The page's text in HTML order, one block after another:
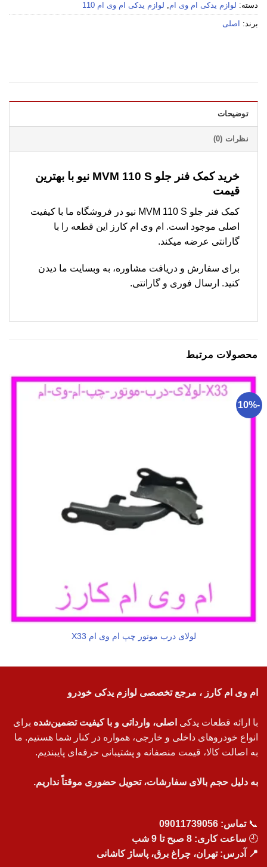
دسته: لوازم یدکی ام وی ام, لوازم یدکی ام وی ام 110
برند: اصلی
توضیحات
نظرات (0)
خرید کمک فنر جلو MVM 110 S نیو با بهترین
قیمت
کمک فنر جلو MVM 110 S نیو در فروشگاه ما با کیفیت
اصلی موجود است. ام وی ام کارز این قطعه را با
گارانتی عرضه میکند.
برای سفارش و دریافت مشاوره، به وبسایت ما دیدن
کنید. ارسال فوری و گارانتی.
محصولات مرتبط
-10%
لولای درب موتور چپ ام وی ام X33
ام وی ام کارز ، مرجع تخصصی لوازم یدکی خودرو
با ارائه قطعات یدکی اصلی، وارداتی و با کیفیت تضمین‌شده برای
انواع خودروهای داخلی و خارجی، همواره در کنار شما هستیم. ما
به اصالت کالا، قیمت منصفانه و پشتیبانی حرفه‌ای پایبندیم.
به دلیل حجم بالای سفارشات، تحویل حضوری موقتاً نداریم.
📞تماس: 09011739056
🕘 ساعت کاری: 8 صبح تا 9 شب
📍 آدرس: تهران، چراغ برق، پاساژ کاشانی